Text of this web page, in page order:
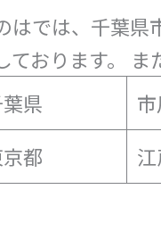
はでは、千葉県
ております。 ま
県
都